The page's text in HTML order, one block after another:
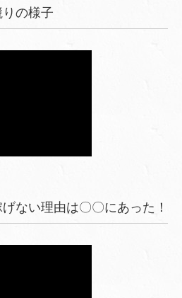
の様子
ない理由は〇〇にあった！